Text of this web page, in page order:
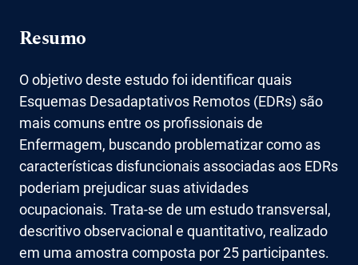
Resumo
O objetivo deste estudo foi identificar quais
Esquemas Desadaptativos Remotos (EDRs) são
mais comuns entre os profissionais de
Enfermagem, buscando problematizar como as
características disfuncionais associadas aos EDRs
poderiam prejudicar suas atividades
ocupacionais. Trata-se de um estudo transversal,
descritivo observacional e quantitativo, realizado
em uma amostra composta por 25 participantes.